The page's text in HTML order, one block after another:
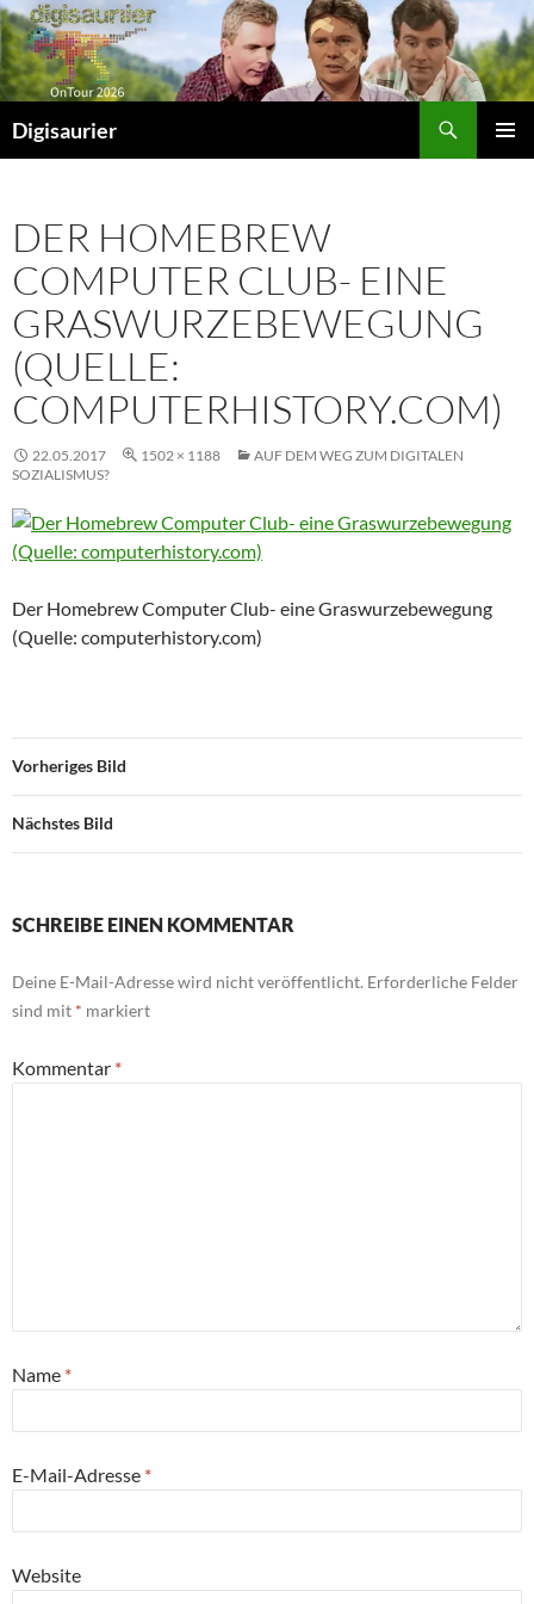
Zum
Inhalt
springen
Digisaurier
DER HOMEBREW
COMPUTER CLUB- EINE
GRASWURZEBEWEGUNG
(QUELLE:
COMPUTERHISTORY.COM)
22.05.2017 1502 × 1188
AUF DEM WEG ZUM DIGITALEN
SOZIALISMUS?
Der Homebrew Computer Club- eine Graswurzebewegung
(Quelle: computerhistory.com)
Vorheriges Bild
Nächstes Bild
SCHREIBE EINEN KOMMENTAR
Deine E-Mail-Adresse wird nicht veröffentlicht. Erforderliche Felder
sind mit * markiert
Kommentar *
Name *
E-Mail-Adresse *
Website